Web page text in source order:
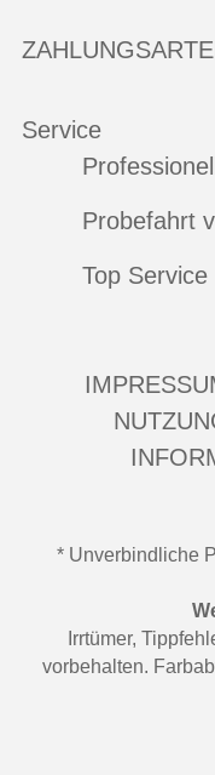
Service
Probefahrt
Top
* Unverbindliche
Irrtümer,
vorbehalten.